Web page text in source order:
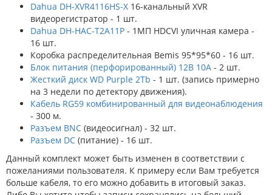
Dahua DH-XVR4116HS-X 16-канальный XVR
видеорегистратор - 1 шт.
Dahua DH-HAC-T2A11P - 1МП HDCVI уличная камера -
16 шт.
Коробка распределительная Bemis 95*95*60 - 16 шт.
Блок питания (перфорированный) 12В 10А - 2 шт.
Жесткий диск WD Purple 2Tb - 1 шт. (запись примерно
на 3 недели по детектору движения).
Кабель RG59 комбинированный для видеонаблюдения
- 300 м.
Разъем BNC (видеосигнал) - 32 шт.
Разъем DC (питание) - 16 шт.
Данный комплект может быть изменен в соответствии с
пожеланиями пользователя. К примеру если Вам требуется
больше кабеля, то его можно добавить в итоговый заказ.